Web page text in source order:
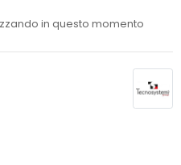
in questo momento